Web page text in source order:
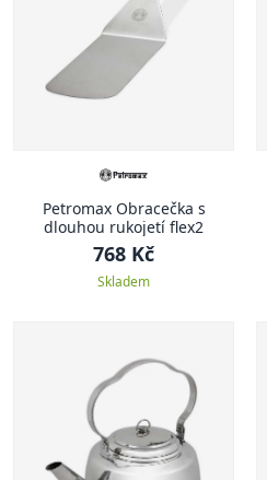
Petromax Obracečka s
dlouhou rukojetí flex2
768 Kč
Skladem